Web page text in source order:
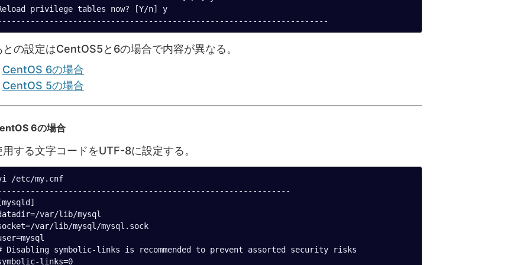
privilege tables now? [Y/n] y
との設定はCentOS5と6の場合で内容が異なる。
CentOS 6の場合
CentOS 5の場合
6の場合
用する文字コードをUTF-8に設定する。
/etc/my.cnf
var/lib/mysql
var/lib/mysql/mysql.sock
Disabling symbolic-links is recommended to prevent assorted security risks
links=0